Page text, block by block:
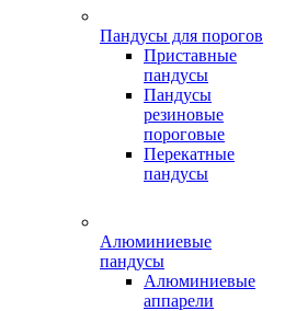
Пандусы для порогов
Приставные
пандусы
Пандусы
резиновые
пороговые
Перекатные
пандусы
Алюминиевые
пандусы
Алюминиевые
аппарели